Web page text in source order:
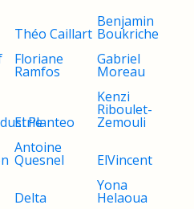
Théo Caillart
Benjamin
Boukriche
Floriane
Ramfos
Gabriel
Moreau
El Planteo
Kenzi
Riboulet-
Zemouli
Antoine
Quesnel
ElVincent
Delta
Yona
Helaoua